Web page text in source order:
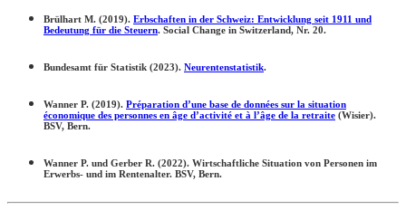
Brülhart M. (2019). Erbschaften in der Schweiz: Entwicklung seit 1911 und
Bedeutung für die Steuern. Social Change in Switzerland, Nr. 20.
Bundesamt für Statistik (2023). Neurentenstatistik.
Wanner P. (2019). Préparation d’une base de données sur la situation
économique des personnes en âge d’activité et à l’âge de la retraite (Wisier).
BSV, Bern.
Wanner P. und Gerber R. (2022). Wirtschaftliche Situation von Personen im
Erwerbs- und im Rentenalter. BSV, Bern.